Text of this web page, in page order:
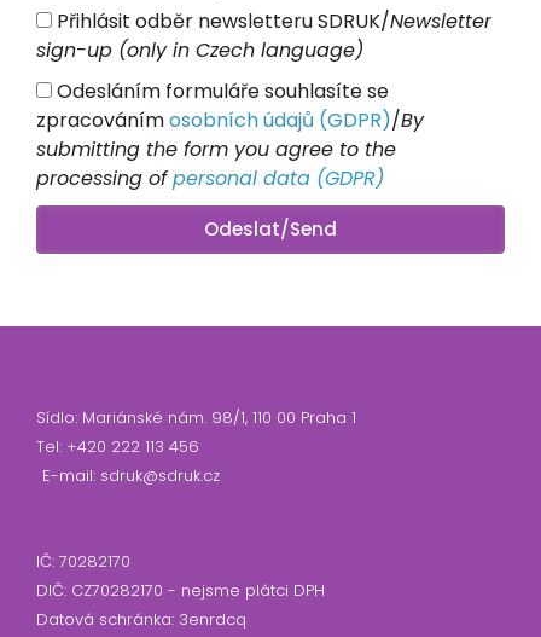
Přihlásit odběr newsletteru SDRUK/Newsletter
sign-up (only in Czech language)
Odesláním formuláře souhlasíte se
zpracovánímosobních údajů (GDPR)/By
submitting the form you agree to the
processing ofpersonal data (GDPR)
Odeslat/Send
Sídlo: Mariánské nám. 98/1, 110 00 Praha 1
Tel: +420 222 113 456
E-mail: sdruk@sdruk.cz
IČ: 70282170
DIČ: CZ70282170 - nejsme plátci DPH
Datová schránka: 3enrdcq